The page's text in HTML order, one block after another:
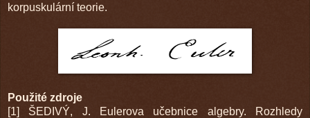
korpuskulární teorie.
Použité zdroje
[1] ŠEDIVÝ, J. Eulerova učebnice algebry. Rozhledy